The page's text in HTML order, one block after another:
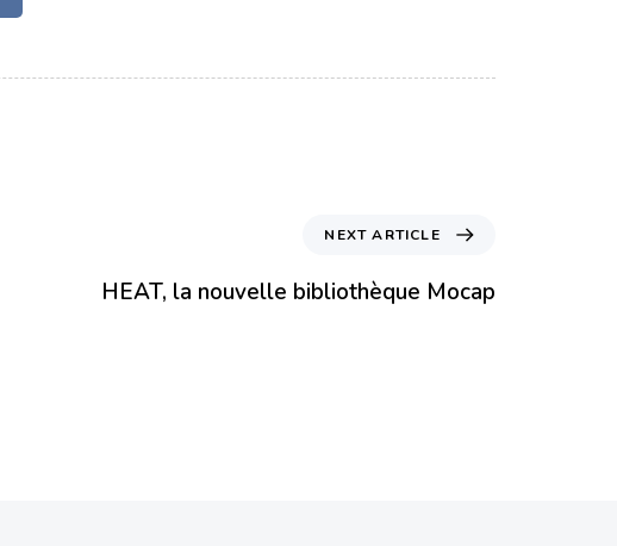
NEXT ARTICLE
HEAT, la nouvelle bibliothèque Mocap